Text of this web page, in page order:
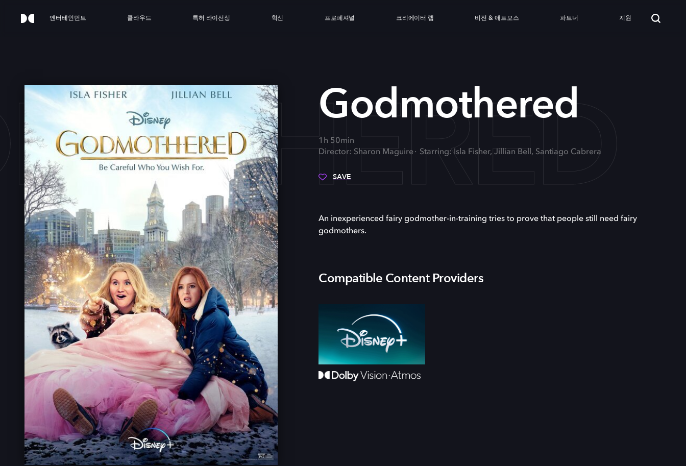
엔터테인먼트 클라우드 특허 라이선싱 혁신 프로페셔널 크리에이터 랩 비전 & 애트모스 파트너 지원
Godmothered
1h 50min
Director: Sharon Maguire
Starring: Isla Fisher, Jillian Bell, Santiago Cabrera
SAVE
An inexperienced fairy godmother-in-training tries to prove that people still need fairy
godmothers.
Compatible Content Providers